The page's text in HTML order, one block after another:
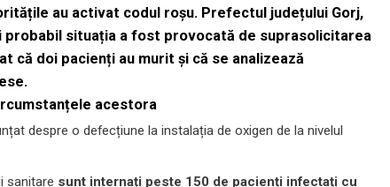
au activat codul roșu. Prefectul județului Gorj,
probabil situația a fost provocată de suprasolicitarea
că doi pacienți au murit și că se analizează
acestora
despre o defecțiune la instalația de oxigen de la nivelul
sanitare sunt internați peste 150 de pacienți infectați cu